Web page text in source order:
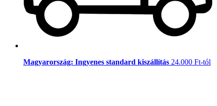
Magyarország: Ingyenes standard kiszállítás 24.000 Ft-tól